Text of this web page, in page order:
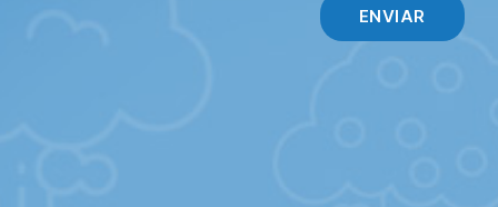
ENVIAR